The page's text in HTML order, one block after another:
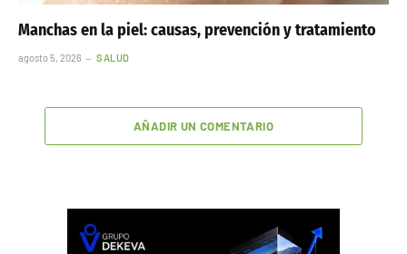
Manchas en la piel: causas, prevención y tratamiento
agosto 5, 2026 SALUD
AÑADIR UN COMENTARIO